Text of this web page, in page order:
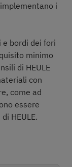
i
bordi dei fori
minimo
di HEULE
con
come ad
essere
HEULE.